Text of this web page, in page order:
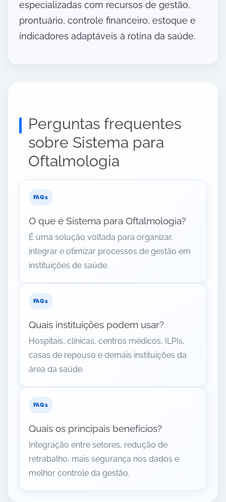
especializadas com recursos de gestão,
prontuário, controle financeiro, estoque e
indicadores adaptáveis à rotina da saúde.
Perguntas frequentes
sobre Sistema para
Oftalmologia
O que é Sistema para Oftalmologia?
É uma solução voltada para organizar,
integrar e otimizar processos de gestão em
instituições de saúde.
Quais instituições podem usar?
Hospitais, clínicas, centros médicos, ILPIs,
casas de repouso e demais instituições da
área da saúde.
Quais os principais benefícios?
Integração entre setores, redução de
retrabalho, mais segurança nos dados e
melhor controle da gestão.